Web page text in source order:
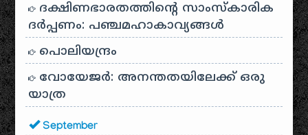
ദക്ഷിണഭാരതത്തിൻ്റെ സാംസ്കാരിക
ദർപ്പണം: പഞ്ചമഹാകാവ്യങ്ങൾ
പൊലിയന്ദ്രം
വോയേജർ: അനന്തതയിലേക്ക് ഒരു
യാത്ര
September